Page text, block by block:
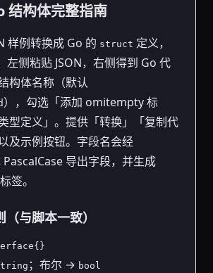
结构体完整指南
样例转换成 Go 的 struct 定义，
左侧粘贴 JSON，右侧得到 Go 代
构体名称（默认
），勾选「添加 omitempty 标
型定义」。提供「转换」「复制代
及示例按钮。字段名会经
PascalCase 导出字段，并生成
标签。
与脚本一致）
；布尔 → bool